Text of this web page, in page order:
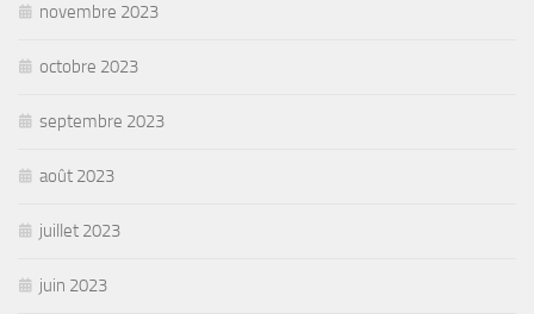
novembre 2023
octobre 2023
septembre 2023
août 2023
juillet 2023
juin 2023